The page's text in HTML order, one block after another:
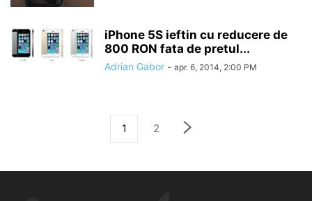
iPhone 5S ieftin cu reducere de
800 RON fata de pretul...
Adrian Gabor - apr. 6, 2014, 2:00 PM
1 2